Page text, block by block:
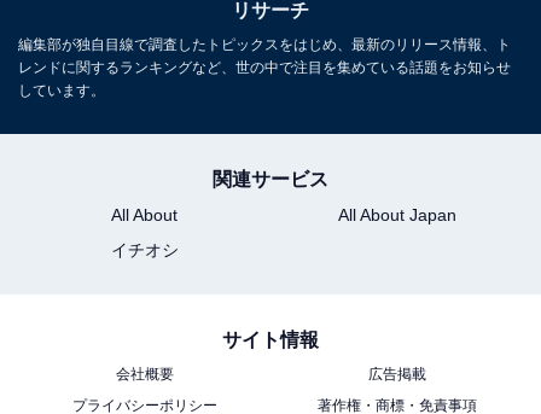
リサーチ
編集部が独自目線で調査したトピックスをはじめ、最新のリリース情報、ト
レンドに関するランキングなど、世の中で注目を集めている話題をお知らせ
しています。
関連サービス
All About
All About Japan
イチオシ
サイト情報
会社概要
広告掲載
プライバシーポリシー
著作権・商標・免責事項